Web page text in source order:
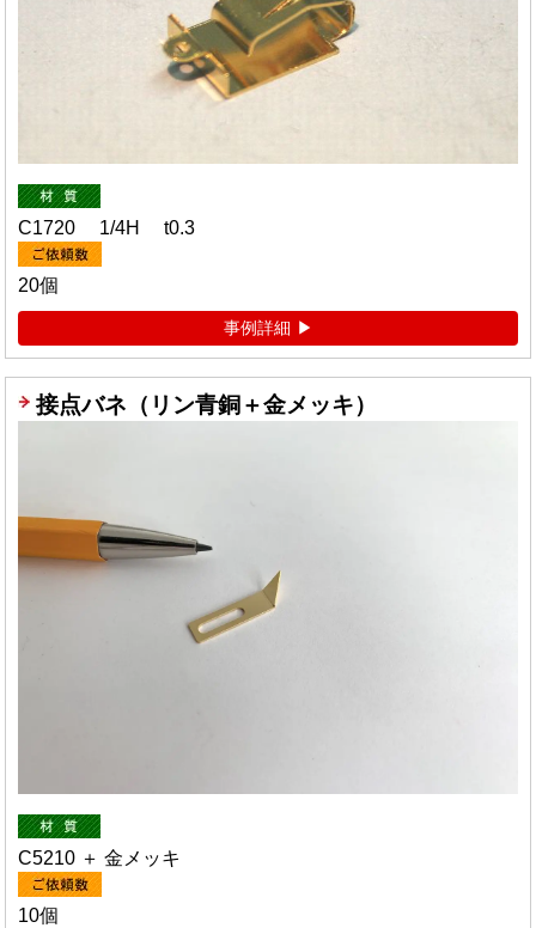
C1720 1/4H t0.3
20個
事例詳細
接点バネ（リン青銅＋金メッキ）
C5210 ＋ 金メッキ
10個